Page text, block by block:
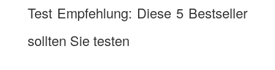
Test Empfehlung: Diese 5 Bestseller
sollten Sie testen